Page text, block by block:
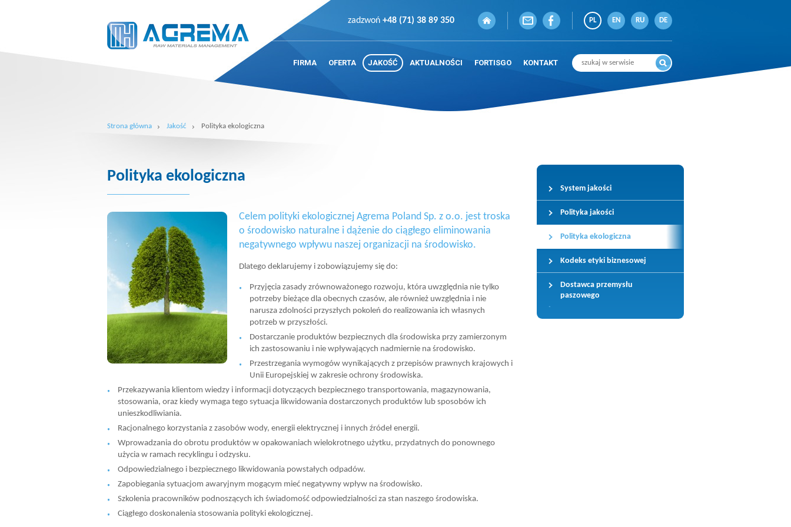
zadzwoń +48 (71) 38 89 350 PL EN RU DE
FIRMA OFERTA JAKOŚĆ AKTUALNOŚCI FORTISGO KONTAKT
Strona główna Jakość Polityka ekologiczna
System jakości
Polityka jakości
Polityka ekologiczna
Kodeks etyki biznesowej
Dostawca przemysłu
paszowego
Polityka ekologiczna
Celem polityki ekologicznej Agrema Poland Sp. z o.o. jest troska
o środowisko naturalne i dążenie do ciągłego eliminowania
negatywnego wpływu naszej organizacji na środowisko.
Dlatego deklarujemy i zobowiązujemy się do:
Przyjęcia zasady zrównoważonego rozwoju, która uwzględnia nie tylko
potrzeby bieżące dla obecnych czasów, ale również uwzględnia i nie
narusza zdolności przyszłych pokoleń do realizowania ich własnych
potrzeb w przyszłości.​
Dostarczanie produktów bezpiecznych dla środowiska przy zamierzonym
ich zastosowaniu i nie wpływających nadmiernie na środowisko.
Przestrzegania wymogów wynikających z przepisów prawnych krajowych i
Unii Europejskiej w zakresie ochrony środowiska.
Przekazywania klientom wiedzy i informacji dotyczących bezpiecznego transportowania, magazynowania,
stosowania, oraz kiedy wymaga tego sytuacja likwidowania dostarczonych produktów lub sposobów ich
unieszkodliwiania.
Racjonalnego korzystania z zasobów wody, energii elektrycznej i innych źródeł energii.
Wprowadzania do obrotu produktów w opakowaniach wielokrotnego użytku, przydatnych do ponownego
użycia w ramach recyklingu i odzysku.
Odpowiedzialnego i bezpiecznego likwidowania powstałych odpadów.
Zapobiegania sytuacjom awaryjnym mogącym mieć negatywny wpływ na środowisko.
Szkolenia pracowników podnoszących ich świadomość odpowiedzialności za stan naszego środowiska.
Ciągłego doskonalenia stosowania polityki ekologicznej.